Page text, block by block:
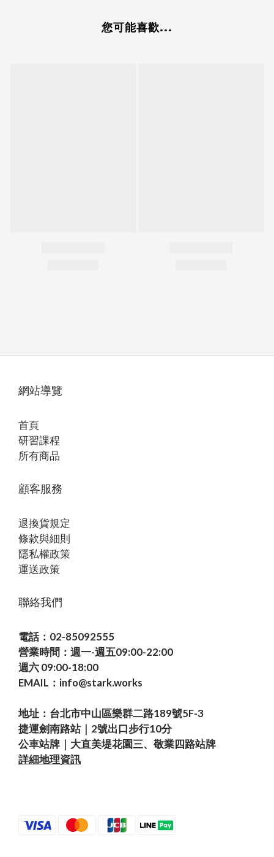
您可能喜歡...
網站導覽
首頁
研習課程
所有商品
顧客服務
退換貨規定
條款與細則
隱私權政策
運送政策
聯絡我們
電話：02-85092555
營業時間：週一-週五09:00-22:00
週六 09:00-18:00
EMAIL：info@stark.works
地址：台北市中山區樂群二路189號5F-3
捷運劍南路站｜2號出口步行10分
公車站牌｜大直美堤花園三、敬業四路站牌
詳細地理資訊